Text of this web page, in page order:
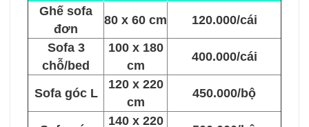
Ghế sofa
đơn
80 x 60 cm
120.000/cái
Sofa 3
chỗ/bed
100 x 180
cm
400.000/cái
Sofa góc L
120 x 220
cm
450.000/bộ
140 x 220